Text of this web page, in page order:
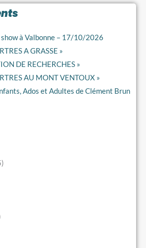
show à Valbonne – 17/10/2026
A GRASSE »
DE RECHERCHES »
AU MONT VENTOUX »
Ados et Adultes de Clément Brun